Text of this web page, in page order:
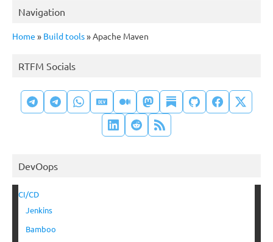
Navigation
Home » Build tools»Apache Maven
RTFM Socials
DevOops
CI/CD
Jenkins
Bamboo